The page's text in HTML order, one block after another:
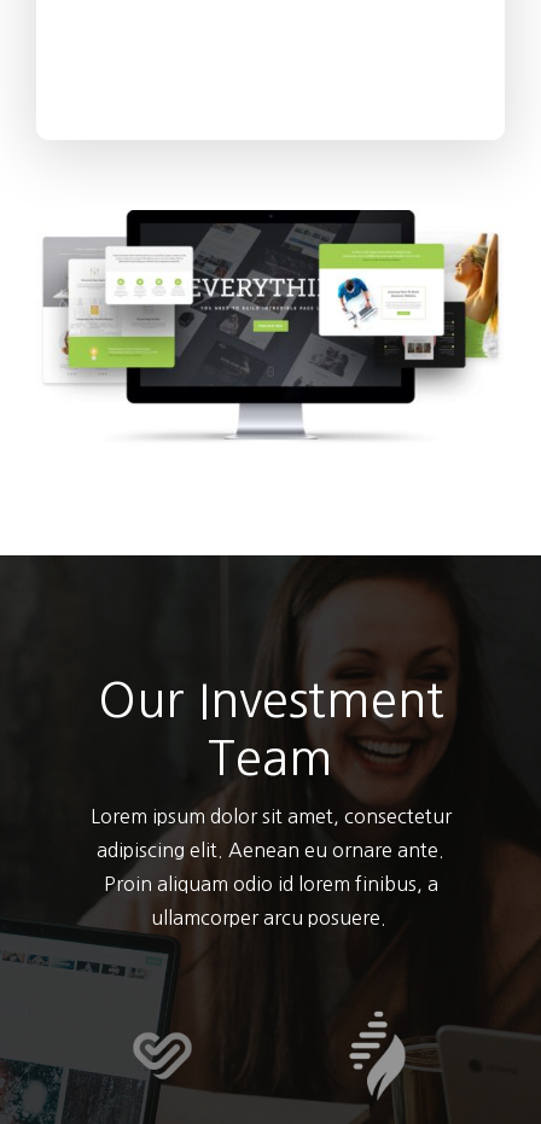
Our Investment
Team
Lorem ipsum dolor sit amet, consectetur
adipiscing elit. Aenean eu ornare ante.
Proin aliquam odio id lorem finibus, a
ullamcorper arcu posuere.